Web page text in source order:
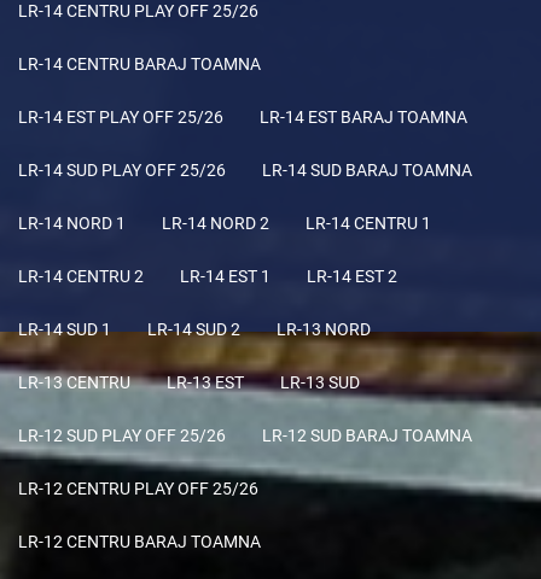
LR-14 CENTRU PLAY OFF 25/26
LR-14 CENTRU BARAJ TOAMNA
LR-14 EST PLAY OFF 25/26 LR-14 EST BARAJ TOAMNA
LR-14 SUD PLAY OFF 25/26 LR-14 SUD BARAJ TOAMNA
LR-14 NORD 1 LR-14 NORD 2 LR-14 CENTRU 1
LR-14 CENTRU 2 LR-14 EST 1 LR-14 EST 2
LR-14 SUD 1 LR-14 SUD 2 LR-13 NORD
LR-13 CENTRU LR-13 EST LR-13 SUD
LR-12 SUD PLAY OFF 25/26 LR-12 SUD BARAJ TOAMNA
LR-12 CENTRU PLAY OFF 25/26
LR-12 CENTRU BARAJ TOAMNA